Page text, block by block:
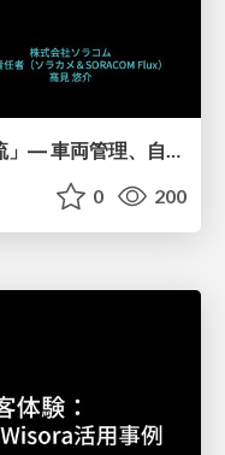
カメラ×AIで挑む「ホワイト物流」― 車両管理、自動化の壁と突破口【SORACOM Discovery 2026】
0 200